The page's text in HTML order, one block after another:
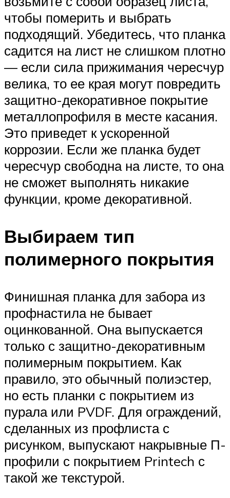
чтобы померить и выбрать
подходящий. Убедитесь, что планка
садится на лист не слишком плотно
— если сила прижимания чересчур
велика, то ее края могут повредить
защитно-декоративное покрытие
металлопрофиля в месте касания.
Это приведет к ускоренной
коррозии. Если же планка будет
чересчур свободна на листе, то она
не сможет выполнять никакие
функции, кроме декоративной.
Выбираем тип
полимерного покрытия
Финишная планка для забора из
профнастила не бывает
оцинкованной. Она выпускается
только с защитно-декоративным
полимерным покрытием. Как
правило, это обычный полиэстер,
но есть планки с покрытием из
пурала или PVDF. Для ограждений,
сделанных из профлиста с
рисунком, выпускают накрывные П-
профили с покрытием Printech с
такой же текстурой.